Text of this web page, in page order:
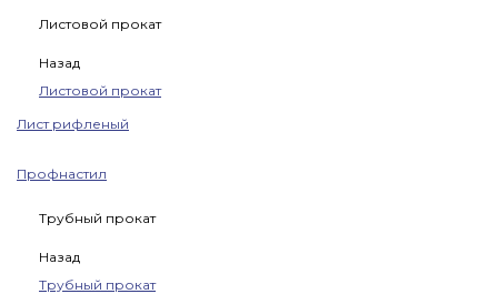
Листовой прокат
Назад
Листовой прокат
Лист рифленый
Профнастил
Трубный прокат
Назад
Трубный прокат